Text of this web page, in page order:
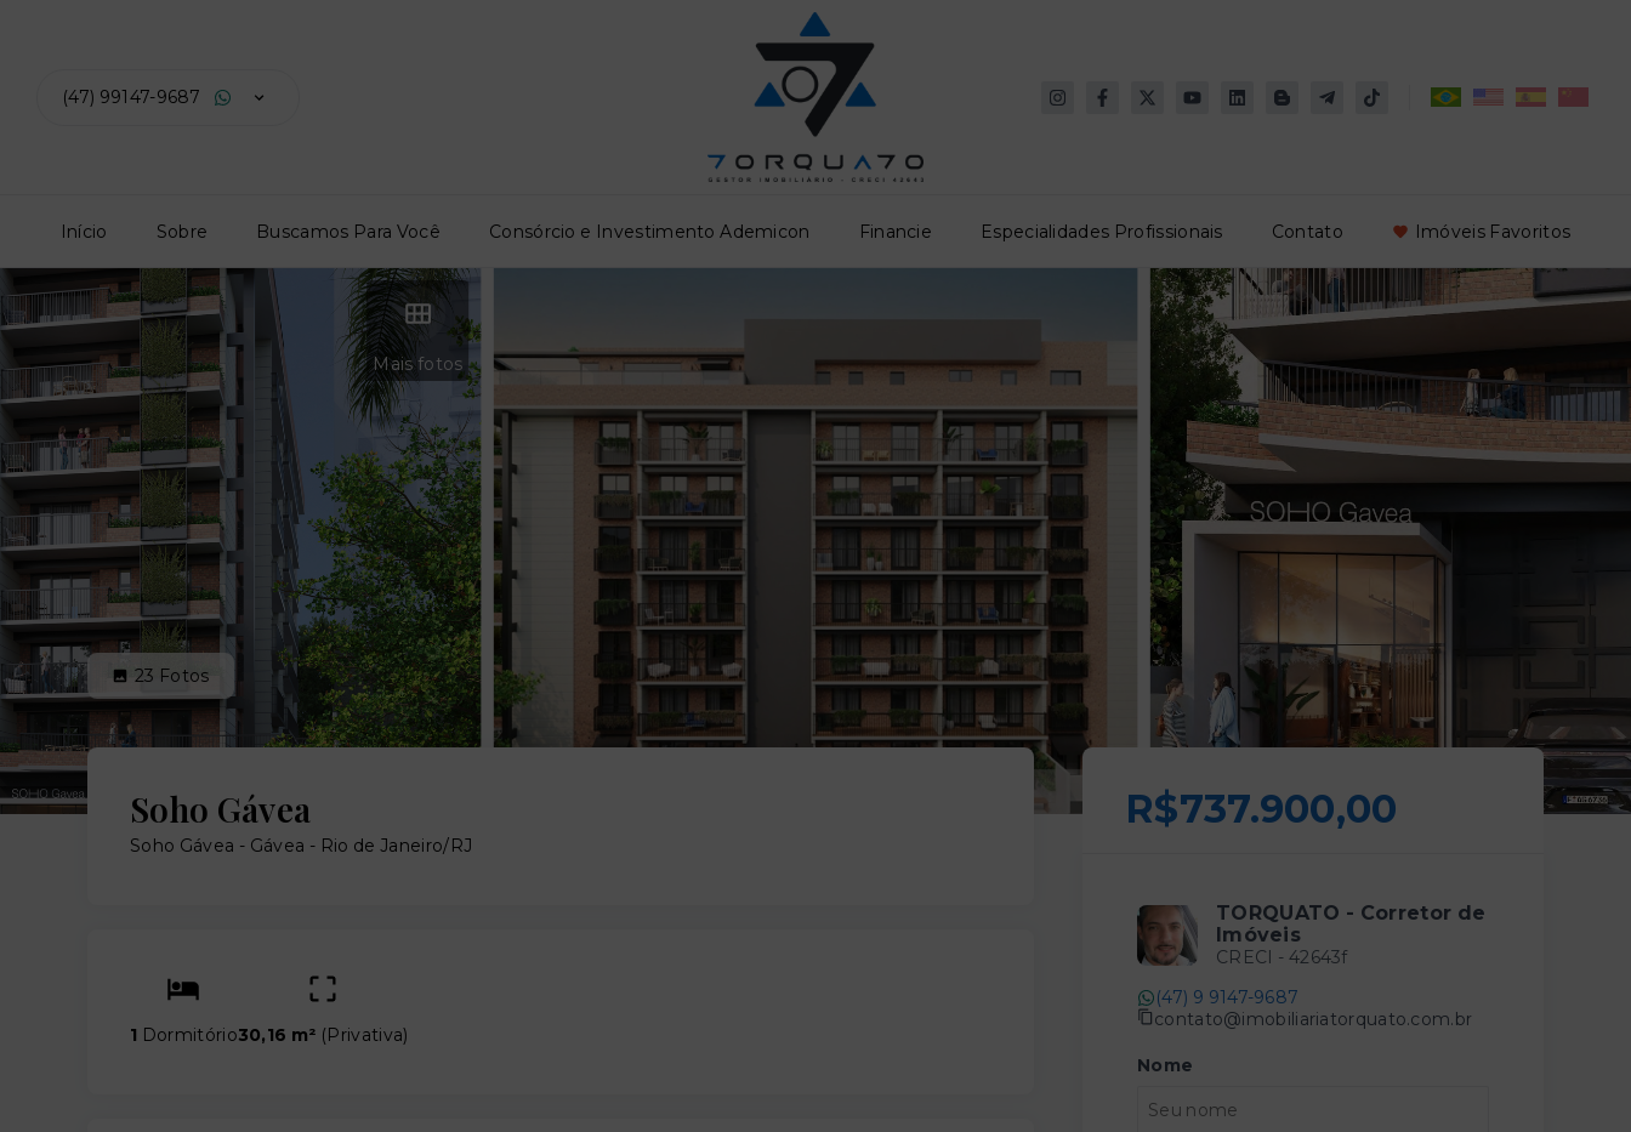
(47) 99147-9687
Início Sobre Buscamos Para Você Consórcio e Investimento Ademicon Financie Especialidades Profissionais Contato Imóveis Favoritos
Mais fotos
23 Fotos
Soho Gávea
Soho Gávea - Gávea - Rio de Janeiro/RJ
1 Dormitório30,16 m² (Privativa)
R$737.900,00
TORQUATO - Corretor de
Imóveis
CRECI - 42643f
(47) 9 9147-9687
contato@imobiliariatorquato.com.br
Nome